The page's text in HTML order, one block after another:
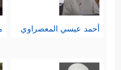
أحمد عيسي المعصراوي